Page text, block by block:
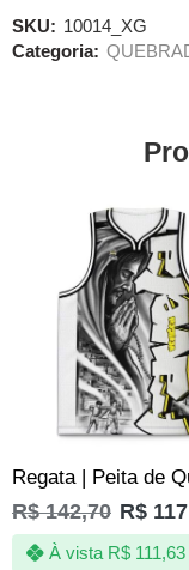
SKU: 10014_XG
Categoria:
R$142,70 R$
À vista R$111,63